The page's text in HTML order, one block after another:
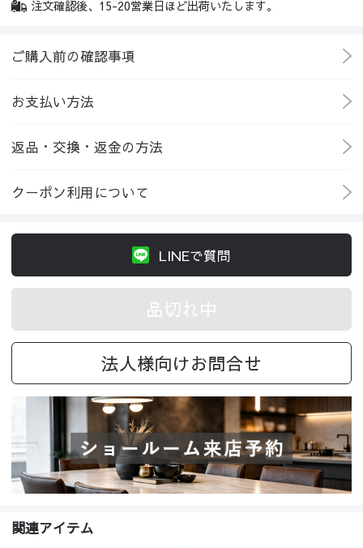
注文確認後、15-20営業日ほど出荷いたします。
ご購入前の確認事項
お支払い方法
返品・交換・返金の方法
クーポン利用について
LINEで質問
品切れ中
法人様向けお問合せ
関連アイテム